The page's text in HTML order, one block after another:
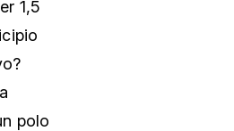
1,5
polo